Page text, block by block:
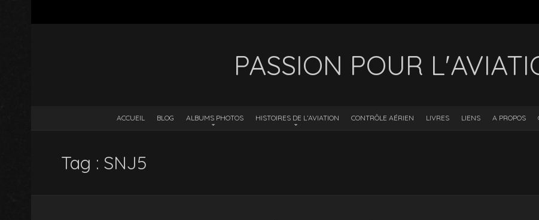
PASSION POUR
ACCUEIL BLOG ALBUMS PHOTOS HISTOIRES DE L’AVIATION CONTRÔLE AÉRIEN LIVRES LIENS A PROPOS
Tag : SNJ5